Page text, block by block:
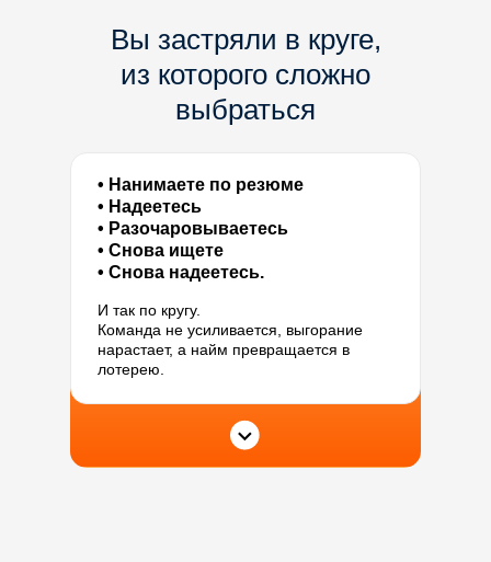
Вы застряли в круге,
из которого сложно
выбраться
Интенсив «КЛЮЧ» разрывает этот
цикл и показывает вам чёткую
систему найма, в которой решение
принимается не на ощущениях,
• Нанимаете по резюме
• Надеетесь
• Разочаровываетесь
• Снова ищете
• Снова надеетесь.
И так по кругу.
Команда не усиливается, выгорание
нарастает, а найм превращается в
лотерею.